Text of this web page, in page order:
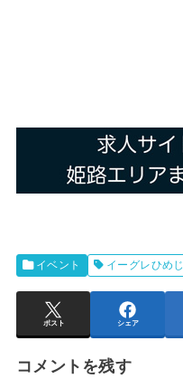
イベント イーグレひめじ
ポスト シェア
コメントを残す